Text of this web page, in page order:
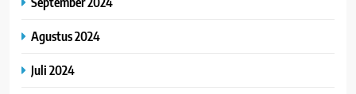
Agustus 2024
Juli 2024